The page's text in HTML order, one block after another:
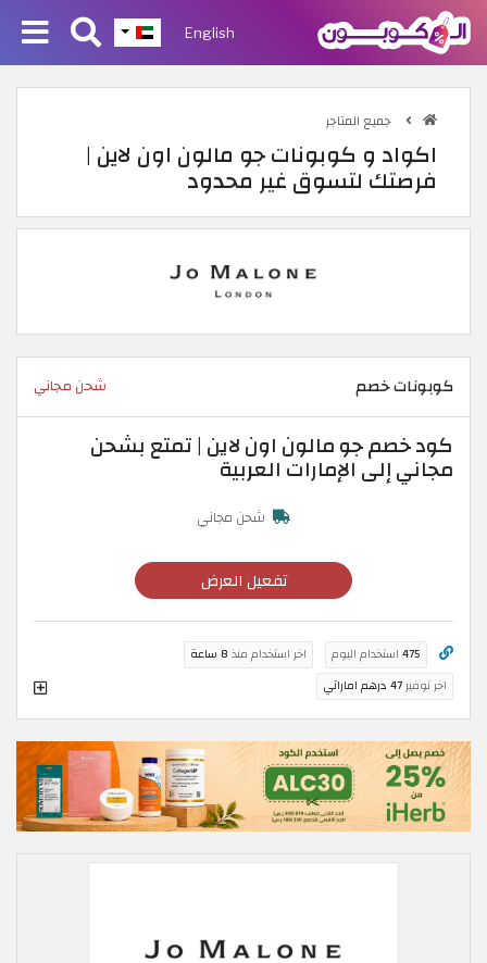
English
جميع المتاجر
اكواد و كوبونات جو مالون اون لاين |
فرصتك لتسوق غير محدود
كوبونات خصم شحن مجاني
كود خصم جو مالون اون لاين | تمتع بشحن
مجاني إلى الإمارات العربية
شحن مجاني
تفعيل العرض
475 استخدام اليوم اخر استخدام منذ 8 ساعة
اخر توفير47 درهم اماراتي